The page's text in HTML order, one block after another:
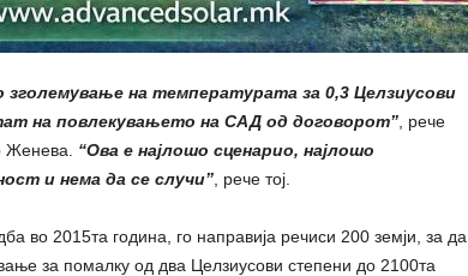
зголемување на температурата за 0,3 Целзиусови
на повлекувањето на САД од договорот”, рече
Женева. “Ова е најлошо сценарио, најлошо
и нема да се случи”, рече тој.
во 2015та година, го направија речиси 200 земји, за да
за помалку од два Целзиусови степени до 2100та